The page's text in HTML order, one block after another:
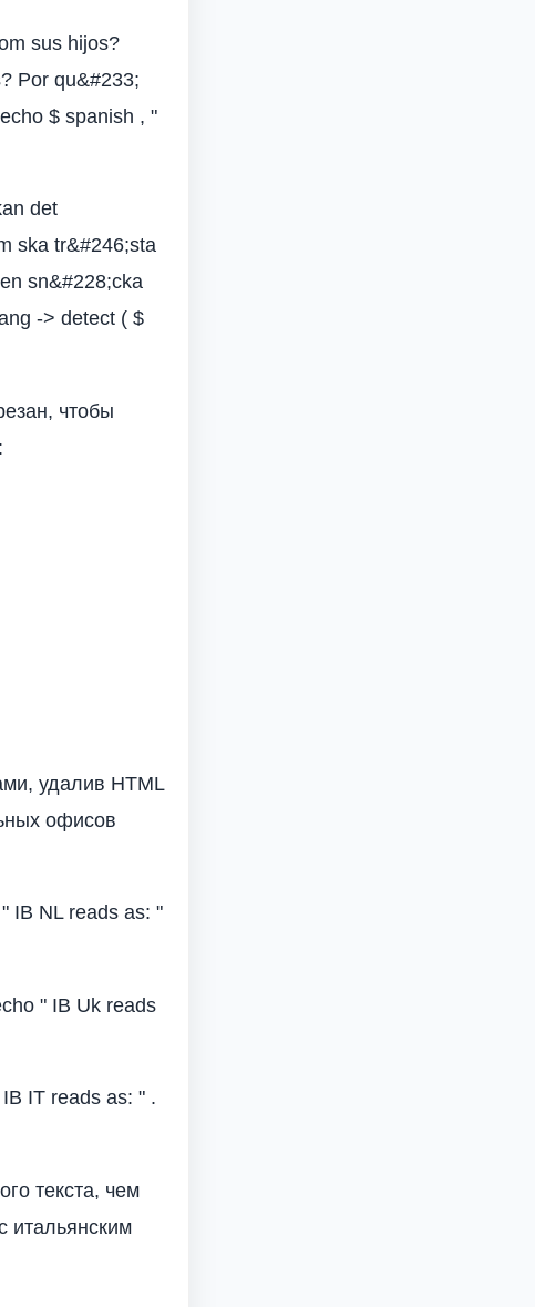
sus hijos?
Por qu&#233;
$ spanish , "
det
ska tr&#246;sta
sn&#228;cka
-> detect ( $
чтобы
удалив HTML
офисов
IB NL reads as: "
" IB Uk reads
IT reads as: " .
текста, чем
итальянским